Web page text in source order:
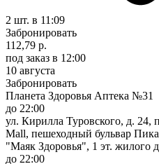
2 шт. в 11:09
Забронировать
112,79 р.
под заказ в 12:00
10 августа
Забронировать
Планета Здоровья Аптека №31
до 22:00
ул. Кирилла Туровского, д. 24,
Mall, пешеходный бульвар
"Маяк Здоровья", 1 эт. жилого
до 22:00